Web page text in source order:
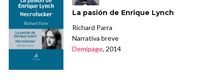
La pasión de Enrique Lynch
Richard Parra
Narrativa breve
Demipage, 2014